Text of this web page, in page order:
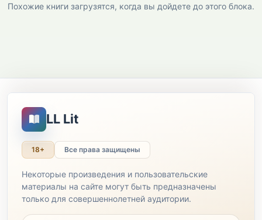
Похожие книги загрузятся, когда вы дойдете до этого блока.
LL Lit
18+ Все права защищены
Некоторые произведения и пользовательские
материалы на сайте могут быть предназначены
только для совершеннолетней аудитории.